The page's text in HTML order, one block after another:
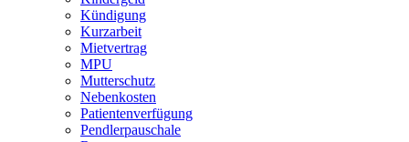
Kündigung
Kurzarbeit
Mietvertrag
MPU
Mutterschutz
Nebenkosten
Patientenverfügung
Pendlerpauschale